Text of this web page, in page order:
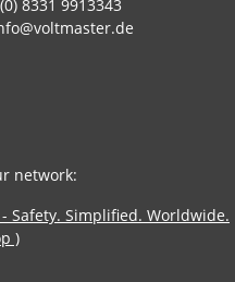
8331 9913343
network:
Safety. Simplified. Worldwide.
)